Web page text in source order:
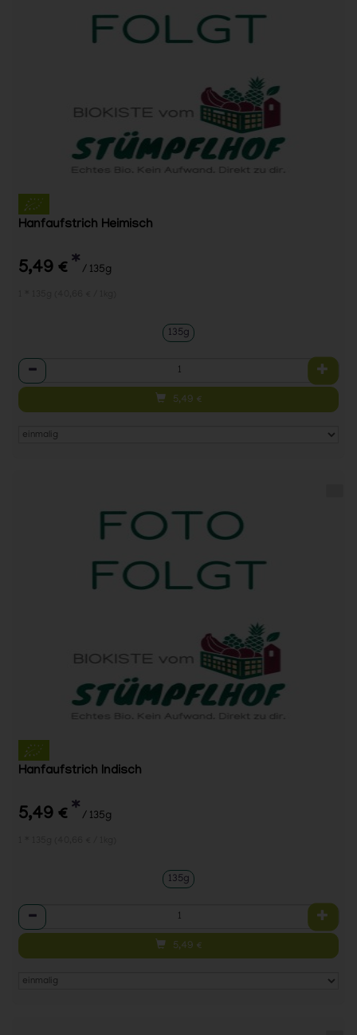
Hanfaufstrich Heimisch
5,49 € * / 135g
135g
Anzahl
5,49 €
Hanfaufstrich Indisch
5,49 € * / 135g
135g
Anzahl
5,49 €